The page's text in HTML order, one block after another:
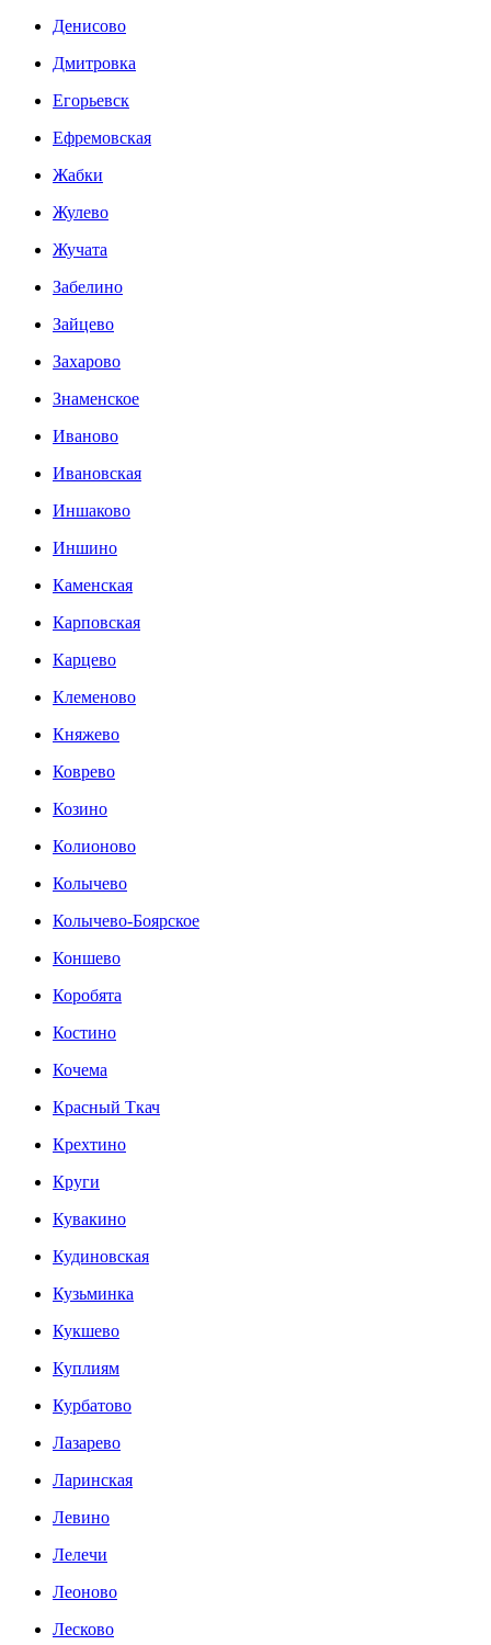
Денисово
Дмитровка
Егорьевск
Ефремовская
Жабки
Жулево
Жучата
Забелино
Зайцево
Захарово
Знаменское
Иваново
Ивановская
Иншаково
Иншино
Каменская
Карповская
Карцево
Клеменово
Княжево
Коврево
Козино
Колионово
Колычево
Колычево-Боярское
Коншево
Коробята
Костино
Кочема
Красный Ткач
Крехтино
Круги
Кувакино
Кудиновская
Кузьминка
Кукшево
Куплиям
Курбатово
Лазарево
Ларинская
Левино
Лелечи
Леоново
Лесково